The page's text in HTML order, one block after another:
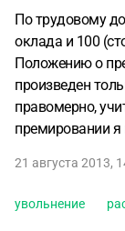
По трудовому
оклада и 100
Положению о
произведен
правомерно,
премировании
21 августа 2013,
увольнение